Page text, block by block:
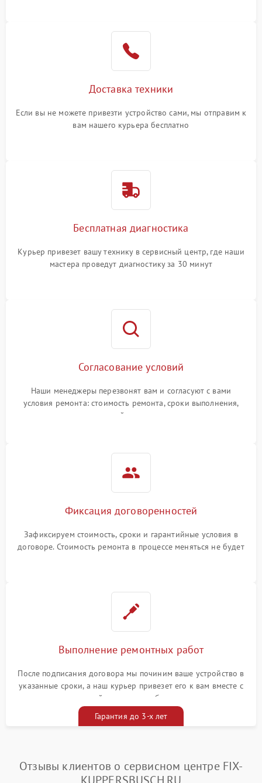
Доставка техники
Если вы не можете привезти устройство сами, мы отправим к
вам нашего курьера бесплатно
Бесплатная диагностика
Курьер привезет вашу технику в сервисный центр, где наши
мастера проведут диагностику за 30 минут
Согласование условий
Наши менеджеры перезвонят вам и согласуют с вами
условия ремонта: стоимость ремонта, сроки выполнения,
гарантийные условия
Фиксация договоренностей
Зафиксируем стоимость, сроки и гарантийные условия в
договоре. Стоимость ремонта в процессе меняться не будет
Выполнение ремонтных работ
После подписания договора мы починим ваше устройство в
указанные сроки, а наш курьер привезет его к вам вместе с
гарантийным талоном бесплатно
Гарантия до 3-х лет
Отзывы клиентов о сервисном центре FIX-